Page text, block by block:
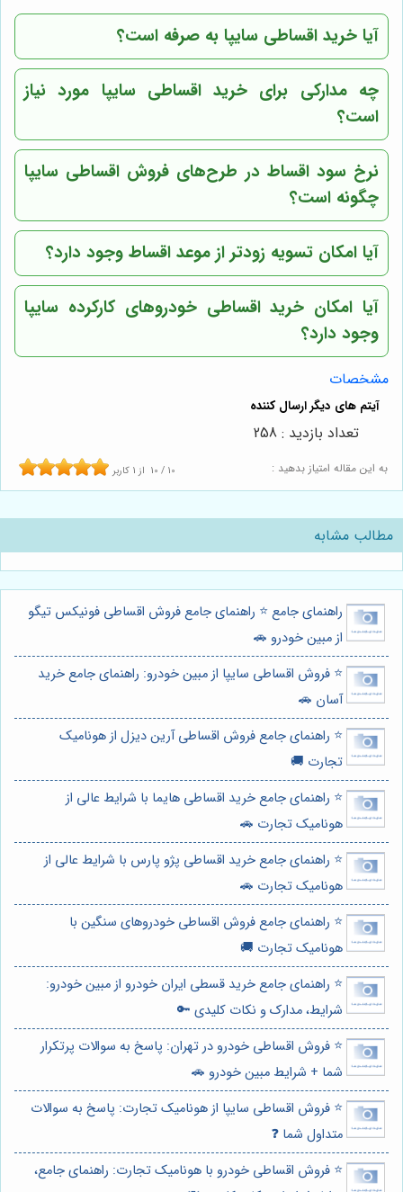
آیا خرید اقساطی سایپا به صرفه است؟
چه مدارکی برای خرید اقساطی سایپا مورد نیاز
است؟
نرخ سود اقساط در طرح‌های فروش اقساطی سایپا
چگونه است؟
آیا امکان تسویه زودتر از موعد اقساط وجود دارد؟
آیا امکان خرید اقساطی خودروهای کارکرده سایپا
وجود دارد؟
مشخصات
به این مقاله امتیاز بدهید : 10 / 10 از 1 کاربر
تعداد بازدید : 258
مطالب مشابه
راهنمای جامع ⭐️ راهنمای جامع فروش اقساطی فونیکس تیگو
از مبین خودرو 🚗
⭐️ فروش اقساطی سایپا از مبین خودرو: راهنمای جامع خرید
آسان 🚗
⭐️ راهنمای جامع فروش اقساطی آرین دیزل از هونامیک
تجارت 🚚
⭐️ راهنمای جامع خرید اقساطی هایما با شرایط عالی از
هونامیک تجارت 🚗
⭐️ راهنمای جامع خرید اقساطی پژو پارس با شرایط عالی از
هونامیک تجارت 🚗
⭐️ راهنمای جامع فروش اقساطی خودروهای سنگین با
هونامیک تجارت 🚚
⭐️ راهنمای جامع خرید قسطی ایران خودرو از مبین خودرو:
شرایط، مدارک و نکات کلیدی 🔑
⭐️ فروش اقساطی خودرو در تهران: پاسخ به سوالات پرتکرار
شما + شرایط مبین خودرو 🚗
⭐️ فروش اقساطی سایپا از هونامیک تجارت: پاسخ به سوالات
متداول شما ❓
⭐️ فروش اقساطی خودرو با هونامیک تجارت: راهنمای جامع،